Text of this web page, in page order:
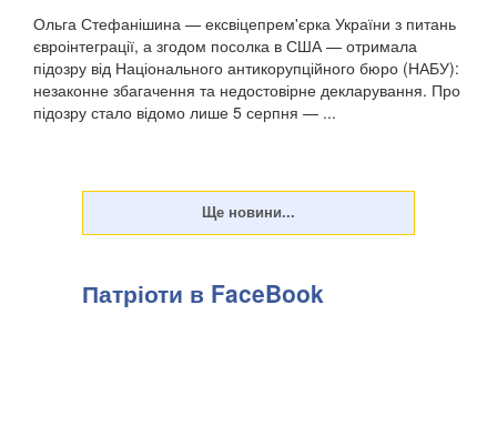
Ольга Стефанішина — ексвіцепрем'єрка України з питань
євроінтеграції, а згодом посолка в США — отримала
підозру від Національного антикорупційного бюро (НАБУ):
незаконне збагачення та недостовірне декларування. Про
підозру стало відомо лише 5 серпня — ...
Патріоти в FaceBook